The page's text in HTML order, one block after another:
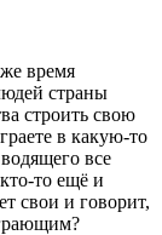
время
страны
строить свою
в какую-то
все
то ещё и
свои и говорит,